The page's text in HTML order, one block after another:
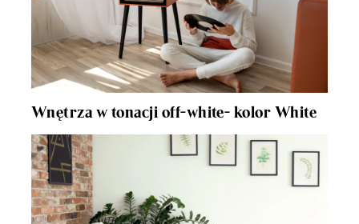
Wnętrza w tonacji off-white- kolor White